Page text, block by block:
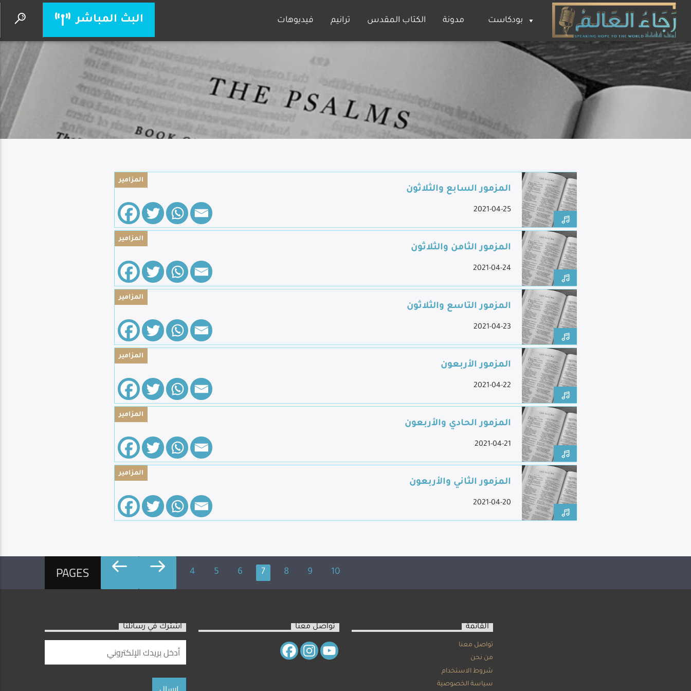
فيديوهات ترانيم الكتاب المقدس مدونة بودكاست البث المباشر
وعدت طريقي ترشدني
ليديا شديد
المزامير
المزمور السابع والثلاثون
2021-04-25
المزامير
المزمور الثامن والثلاثون
2021-04-24
المزامير
المزمور التاسع والثلاثون
2021-04-23
المزامير
المزمور الأربعون
2021-04-22
المزامير
المزمور الحادي والأربعون
2021-04-21
المزامير
المزمور الثاني والأربعون
2021-04-20
PAGES 4 5 6 7 8 9 10
اشترك في رسائلنا تواصل معنا القائمة
تواصل معنا
من نحن
شروط الاستخدام
سياسة الخصوصية